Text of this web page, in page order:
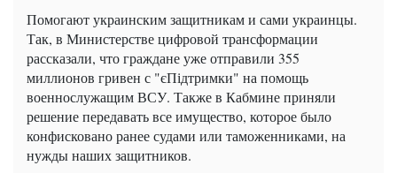
Помогают украинским защитникам и сами украинцы.
Так, в Министерстве цифровой трансформации
рассказали, что граждане уже отправили 355
миллионов гривен с "єПідтримки" на помощь
военнослужащим ВСУ. Также в Кабмине приняли
решение передавать все имущество, которое было
конфисковано ранее судами или таможенниками, на
нужды наших защитников.